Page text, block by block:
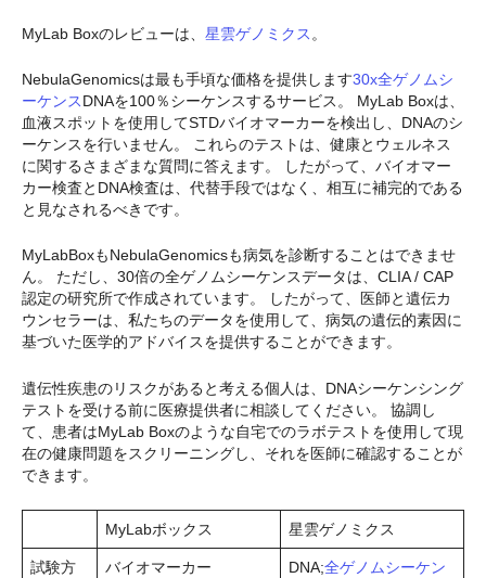
MyLab Boxのレビューは、 星雲ゲノミクス 。
NebulaGenomicsは最も手頃な価格を提供します30x全ゲノムシ
ーケンスDNAを100％シーケンスするサービス。 MyLab Boxは、
血液スポットを使用してSTDバイオマーカーを検出し、DNAのシ
ーケンスを行いません。 これらのテストは、健康とウェルネス
に関するさまざまな質問に答えます。 したがって、バイオマー
カー検査とDNA検査は、代替手段ではなく、相互に補完的である
と見なされるべきです。
MyLabBoxもNebulaGenomicsも病気を診断することはできませ
ん。 ただし、30倍の全ゲノムシーケンスデータは、CLIA / CAP
認定の研究所で作成されています。 したがって、医師と遺伝カ
ウンセラーは、私たちのデータを使用して、病気の遺伝的素因に
基づいた医学的アドバイスを提供することができます。
遺伝性疾患のリスクがあると考える個人は、DNAシーケンシング
テストを受ける前に医療提供者に相談してください。 協調し
て、患者はMyLab Boxのような自宅でのラボテストを使用して現
在の健康問題をスクリーニングし、それを医師に確認することが
できます。
MyLabボックス 星雲ゲノミクス
試験方
バイオマーカー DNA;全ゲノムシーケン